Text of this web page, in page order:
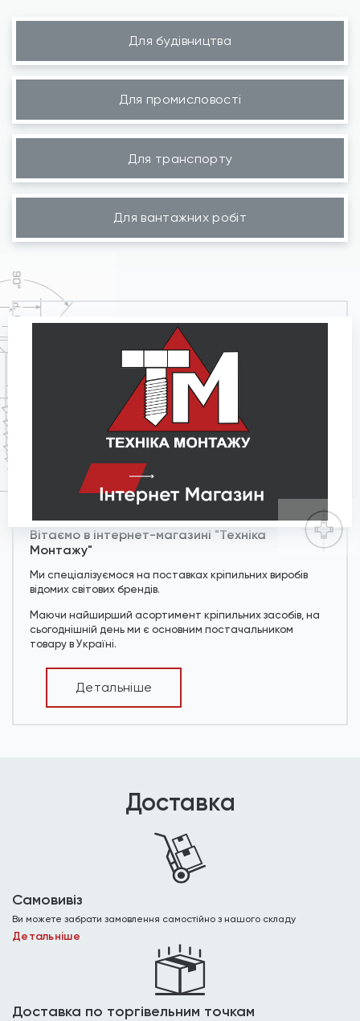
Для будівництва
Для промисловості
Для транспорту
Для вантажних робіт
Вітаємо в інтернет-магазині "Техніка
Монтажу"
Ми спеціалізуємося на поставках кріпильних виробів
відомих світових брендів.
Маючи найширший асортимент кріпильних засобів, на
сьогоднішній день ми є основним постачальником
товару в Україні.
Детальніше
Доставка
Самовивіз
Ви можете забрати замовлення самостійно з нашого складу
Детальніше
Доставка по торгівельним точкам